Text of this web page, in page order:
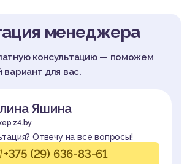
менеджера
консультацию — поможем
для вас.
Яшина
z4.by
Отвечу на все вопросы!
+375 (29) 636-83-61